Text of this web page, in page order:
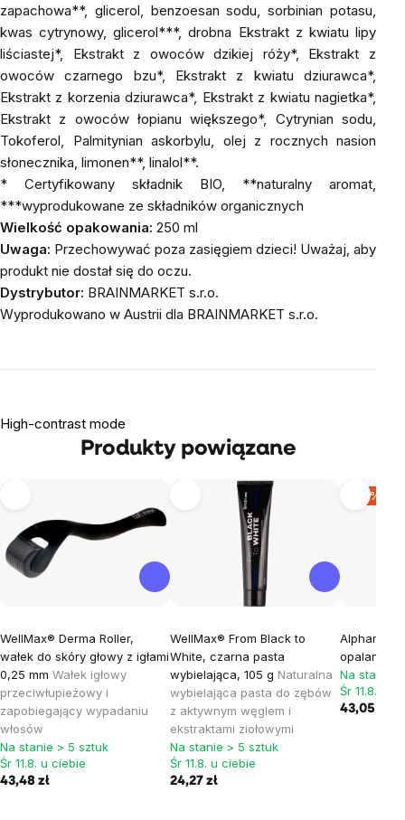
zapachowa**, glicerol, benzoesan sodu, sorbinian potasu,
kwas cytrynowy, glicerol***, drobna Ekstrakt z kwiatu lipy
liściastej*, Ekstrakt z owoców dzikiej róży*, Ekstrakt z
owoców czarnego bzu*, Ekstrakt z kwiatu dziurawca*,
Ekstrakt z korzenia dziurawca*, Ekstrakt z kwiatu nagietka*,
Ekstrakt z owoców łopianu większego*, Cytrynian sodu,
Tokoferol, Palmitynian askorbylu, olej z rocznych nasion
słonecznika, limonen**, linalol**.
* Certyfikowany składnik BIO, **naturalny aromat,
***wyprodukowane ze składników organicznych
Wielkość opakowania: 250 ml
Uwaga: Przechowywać poza zasięgiem dzieci! Uważaj, aby
produkt nie dostał się do oczu.
Dystrybutor: BRAINMARKET s.r.o.
Wyprodukowano w Austrii dla BRAINMARKET s.r.o.
High-contrast mode
Produkty powiązane
WellMax® Derma Roller,
wałek do skóry głowy z igłami
0,25 mm Wałek igłowy
przeciwłupieżowy i
zapobiegający wypadaniu
włosów
Na stanie > 5 sztuk
Śr 11.8. u ciebie
43,48 zł
WellMax® From Black to
White, czarna pasta
wybielająca, 105 g Naturalna
wybielająca pasta do zębów
z aktywnym węglem i
ekstraktami ziołowymi
Na stanie > 5 sztuk
Śr 11.8. u ciebie
24,27 zł
-13 %
Alphanova
opalaniu
Na stanie
Śr 11.8. u
43,05 zł